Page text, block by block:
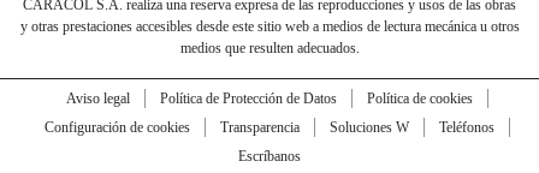
CARACOL S.A. realiza una reserva expresa de las reproducciones y usos de las obras
y otras prestaciones accesibles desde este sitio web a medios de lectura mecánica u otros
medios que resulten adecuados.
Aviso legal Política de Protección de Datos
Política de cookies
Configuración de cookies
Transparencia Soluciones W
Teléfonos
Escríbanos